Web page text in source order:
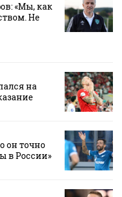
«Мы, как
Не
на
он точно
в России»